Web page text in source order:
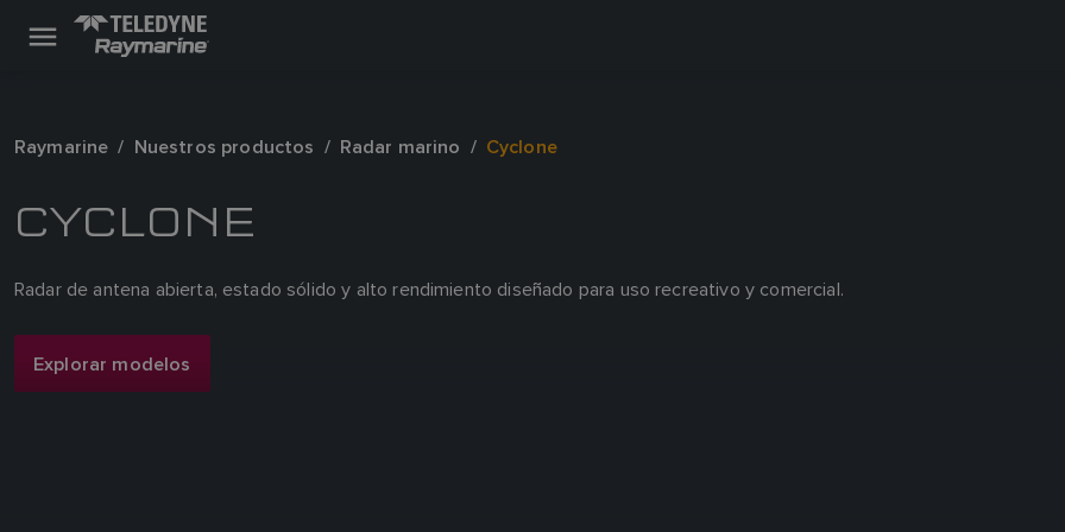
Raymarine Nuestros productos Radar marino Cyclone
CYCLONE
Radar de antena abierta, estado sólido y alto rendimiento diseñado para uso recreativo y comercial.
Explorar modelos